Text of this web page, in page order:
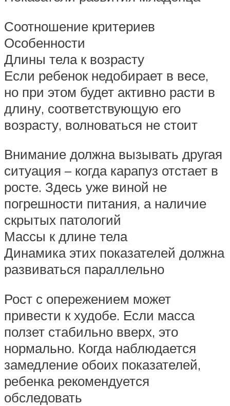
Соотношение критериев
Особенности
Длины тела к возрасту
Если ребенок недобирает в весе,
но при этом будет активно расти в
длину, соответствующую его
возрасту, волноваться не стоит
Внимание должна вызывать другая
ситуация – когда карапуз отстает в
росте. Здесь уже виной не
погрешности питания, а наличие
скрытых патологий
Массы к длине тела
Динамика этих показателей должна
развиваться параллельно
Рост с опережением может
привести к худобе. Если масса
ползет стабильно вверх, это
нормально. Когда наблюдается
замедление обоих показателей,
ребенка рекомендуется
обследовать